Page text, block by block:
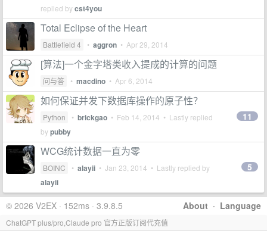
replied bycst4you
Total Eclipse of the Heart
Battlefield 4 • aggron • Apr 29, 2014
[算法]一个金字塔类收入提成的计算的问题
问与答 • macdino • Apr 6, 2014
如何保证并发下数据库操作的原子性？
Python • brickgao • Feb 14, 2014 • Lastly replied
bypubby
11
WCG统计数据一直为零
BOINC • alayii • Jan 23, 2014 • Lastly replied by
alayii
5
About · Language
© 2026 V2EX · 152ms · 3.9.8.5
ChatGPT plus/pro,Claude pro 官方正版订阅代充值